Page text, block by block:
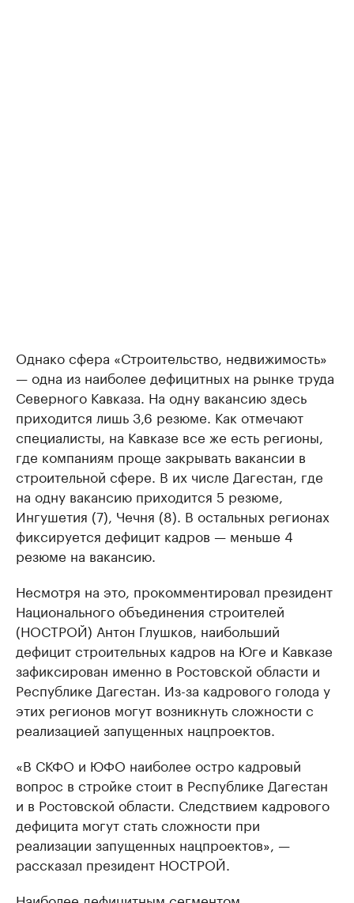
Однако сфера «Строительство, недвижимость»
— одна из наиболее дефицитных на рынке труда
Северного Кавказа. На одну вакансию здесь
приходится лишь 3,6 резюме. Как отмечают
специалисты, на Кавказе все же есть регионы,
где компаниям проще закрывать вакансии в
строительной сфере. В их числе Дагестан, где
на одну вакансию приходится 5 резюме,
Ингушетия (7), Чечня (8). В остальных регионах
фиксируется дефицит кадров — меньше 4
резюме на вакансию.
Несмотря на это, прокомментировал президент
Национального объединения строителей
(НОСТРОЙ) Антон Глушков, наибольший
дефицит строительных кадров на Юге и Кавказе
зафиксирован именно в Ростовской области и
Республике Дагестан. Из-за кадрового голода у
этих регионов могут возникнуть сложности с
реализацией запущенных нацпроектов.
«В СКФО и ЮФО наиболее остро кадровый
вопрос в стройке стоит в Республике Дагестан
и в Ростовской области. Следствием кадрового
дефицита могут стать сложности при
реализации запущенных нацпроектов», —
рассказал президент НОСТРОЙ.
Наиболее дефицитным сегментом